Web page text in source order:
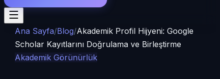
Ana Sayfa/Blog/Akademik Profil Hijyeni: Google
Scholar Kayıtlarını Doğrulama ve Birleştirme
Akademik Görünürlük